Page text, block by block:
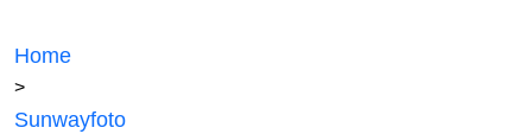
Home
>
Sunwayfoto